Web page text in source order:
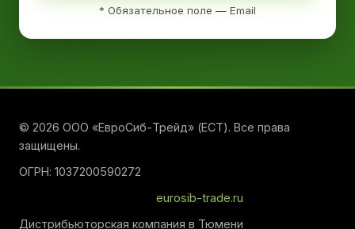
* Обязательное поле — Email
© 2026 ООО «ЕвроСиб-Трейд» (ЕСТ). Все права
защищены.
ОГРН: 1037200590272
eurosib-trade.ru
Дистрибьюторская компания в Тюмени